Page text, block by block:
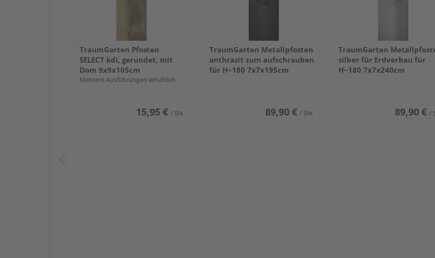
TraumGarten Pfosten
SELECT kdi, gerundet, mit
Dom 9x9x105cm
Mehrere Ausführungen erhältlich
15,95 € / Stk.
TraumGarten Metallpfosten
anthrazit zum aufschrauben
für H~180 7x7x195cm
89,90 € / Stk.
TraumGarten
silber für Erdverbau für
H~180 7x7x240cm
89,90 € /